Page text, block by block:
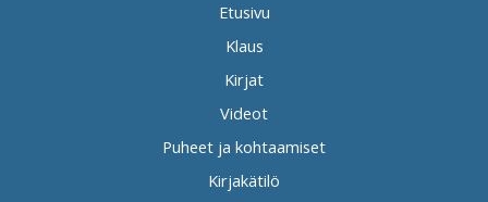
Etusivu
Klaus
Kirjat
Videot
Puheet ja kohtaamiset
Kirjakätilö